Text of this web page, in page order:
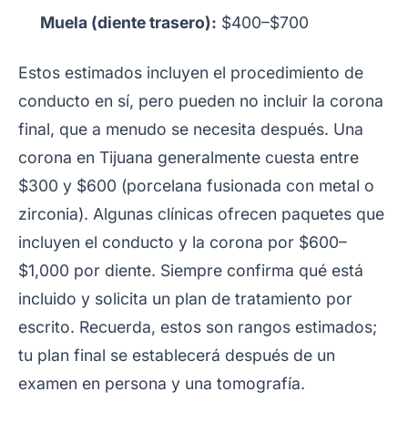
Muela (diente trasero): $400–$700
Estos estimados incluyen el procedimiento de
conducto en sí, pero pueden no incluir la corona
final, que a menudo se necesita después. Una
corona en Tijuana generalmente cuesta entre
$300 y $600 (porcelana fusionada con metal o
zirconia). Algunas clínicas ofrecen paquetes que
incluyen el conducto y la corona por $600–
$1,000 por diente. Siempre confirma qué está
incluido y solicita un plan de tratamiento por
escrito. Recuerda, estos son rangos estimados;
tu plan final se establecerá después de un
examen en persona y una tomografía.